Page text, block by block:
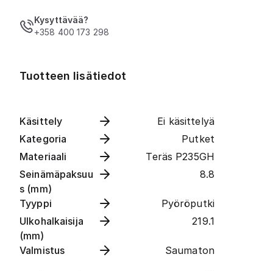
Kysyttävää?
+358 400 173 298
Tuotteen lisätiedot
Käsittely
Ei käsittelyä
Kategoria
Putket
Materiaali
Teräs P235GH
Seinämäpaksuu
s (mm)
8.8
Tyyppi
Pyöröputki
Ulkohalkaisija
(mm)
219.1
Valmistus Saumaton